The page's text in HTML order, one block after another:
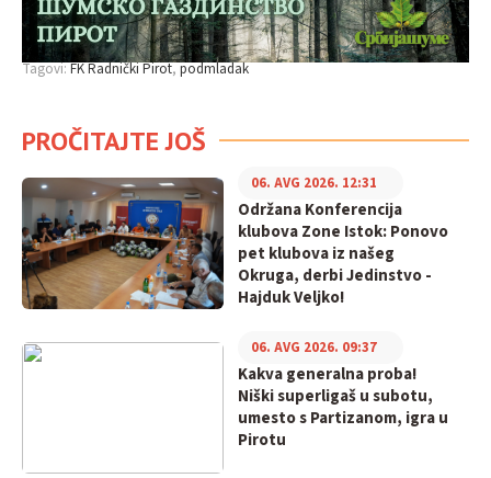
Tagovi:FK Radnički Pirot podmladak
PROČITAJTE JOŠ
Održana Konferencija
klubova Zone Istok: Ponovo
pet klubova iz našeg
Okruga, derbi Jedinstvo -
Hajduk Veljko!
06. AVG 2026. 12:31
Kakva generalna proba!
Niški superligaš u subotu,
umesto s Partizanom, igra u
Pirotu
06. AVG 2026. 09:37